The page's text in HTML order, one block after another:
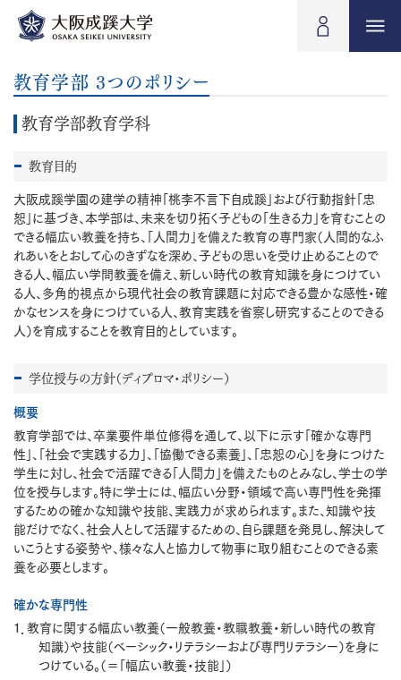
教育学部 3つのポリシー
教育学部教育学科
教育目的
大阪成蹊学園の建学の精神「桃李不言下自成蹊」および行動指針「忠
恕」に基づき、本学部は、未来を切り拓く子どもの「生きる力」を育むことの
できる幅広い教養を持ち、「人間力」を備えた教育の専門家（人間的なふ
れあいをとおして心のきずなを深め、子どもの思いを受け止めることので
きる人、幅広い学問教養を備え、新しい時代の教育知識を身につけてい
る人、多角的視点から現代社会の教育課題に対応できる豊かな感性・確
かなセンスを身につけている人、教育実践を省察し研究することのできる
人）を育成することを教育目的としています。
学位授与の方針（ディプロマ・ポリシー）
概要
教育学部では、卒業要件単位修得を通して、以下に示す「確かな専門
性」、「社会で実践する力」、「協働できる素養」、「忠恕の心」を身につけた
学生に対し、社会で活躍できる「人間力」を備えたものとみなし、学士の学
位を授与します。特に学士には、幅広い分野・領域で高い専門性を発揮
するための確かな知識や技能、実践力が求められます。また、知識や技
能だけでなく、社会人として活躍するための、自ら課題を発見し、解決して
いこうとする姿勢や、様々な人と協力して物事に取り組むことのできる素
養を必要とします。
確かな専門性
１．教育に関する幅広い教養（一般教養・教職教養・新しい時代の教育
知識）や技能（ベーシック・リテラシーおよび専門リテラシー）を身に
つけている。（＝「幅広い教養・技能」）